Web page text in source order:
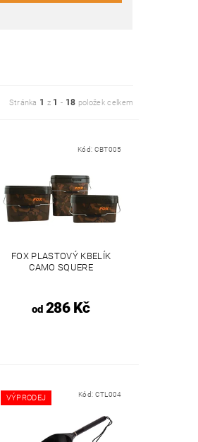
Stránka 1 z 1 - 18 položek celkem
Kód: CBT005
FOX PLASTOVÝ KBELÍK
CAMO SQUERE
od286 Kč
VÝPRODEJ Kód: CTL004